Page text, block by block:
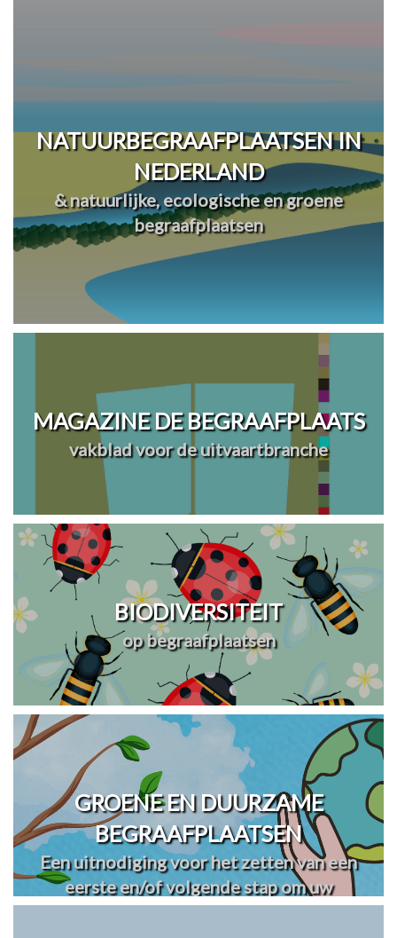
NATUURBEGRAAFPLAATSEN IN
NEDERLAND
& natuurlijke, ecologische en groene
begraafplaatsen
MAGAZINE DE BEGRAAFPLAATS
vakblad voor de uitvaartbranche
BIODIVERSITEIT
op begraafplaatsen
GROENE EN DUURZAME
BEGRAAFPLAATSEN
Een uitnodiging voor het zetten van een
eerste en/of volgende stap om uw
begraafplaats(en) te vergroenen en